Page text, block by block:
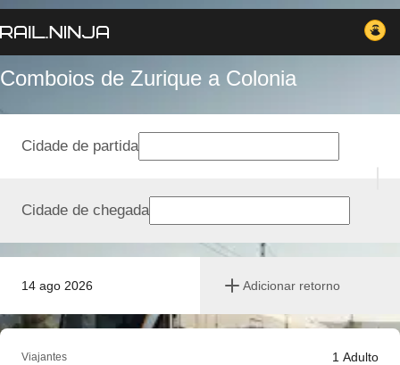
Comboios de Zurique a Colonia
14 ago 2026 Adicionar retorno
Cidade de partida
Cidade de chegada
Viajantes 1 Adulto